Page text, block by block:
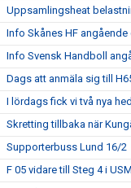
Uppsamlingsheat
Info Skånes HF
Info Svensk Handboll
Dags att anmäla sig till
I lördags fick vi två nya
Skretting tillbaka när
Supporterbuss Lund 16/2
F 05 vidare till Steg 4 i USM